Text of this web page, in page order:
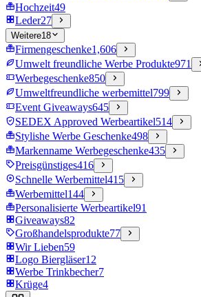
Hochzeit49
Leder27
Weitere18
Firmengeschenke1,606
Umwelt freundliche Werbe Produkte971
Werbegeschenke850
Umweltfreundliche werbemittel799
Event Giveaways645
SEDEX Approved Werbeartikel514
Stylishe Werbe Geschenke498
Markenname Werbegeschenke435
Preisgünstiges416
Schnelle Werbemittel415
Werbemittel144
Personalisierte Werbeartikel91
Giveaways82
Großhandelsprodukte77
Wir Lieben59
Logo Biergläser12
Werbe Trinkbecher7
Krüge4